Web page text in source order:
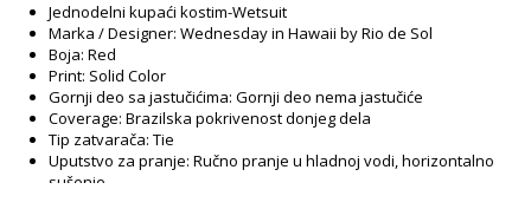
Jednodelni kupaći kostim-Wetsuit
Marka / Designer: Wednesday in Hawaii by Rio de Sol
Boja: Red
Print: Solid Color
Gornji deo sa jastučićima: Gornji deo nema jastučiće
Coverage: Brazilska pokrivenost donjeg dela
Tip zatvarača: Tie
Uputstvo za pranje: Ručno pranje u hladnoj vodi, horizontalno
sušenje